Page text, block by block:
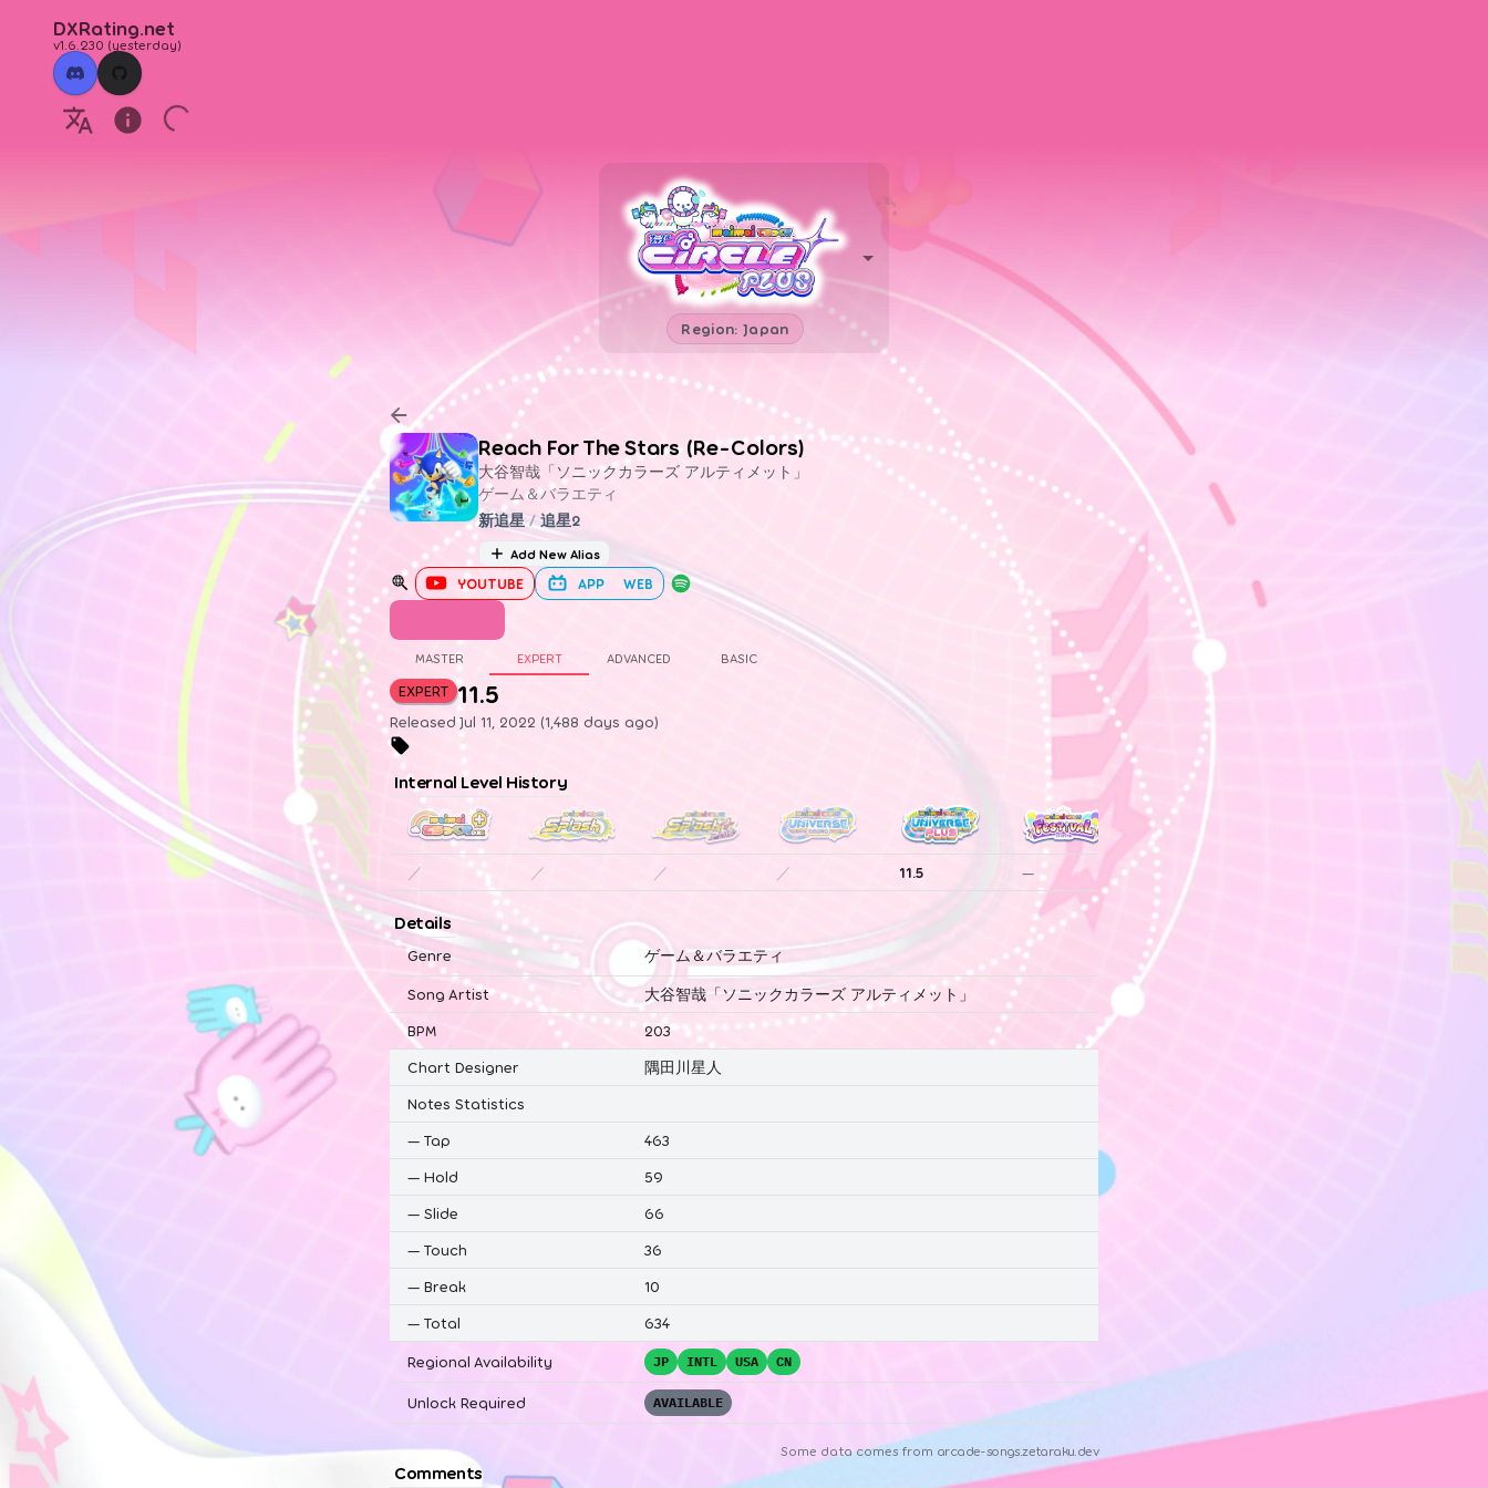
DXRating.net
v1.6.230 (yesterday)
Region: Japan
Reach For The Stars (Re-Colors)
大谷智哉「ソニックカラーズ アルティメット」
ゲーム＆バラエティ
新追星 / 追星2
Add New Alias
YOUTUBE APP WEB
MASTER EXPERT ADVANCED BASIC
EXPERT 11.5
Released Jul 11, 2022 (1,488 days ago)
Internal Level History
／ ／ ／ ／ 11.5 — —
Details
Genre ゲーム＆バラエティ
Song Artist
大谷智哉「ソニックカラーズ アルティメット」
BPM
203
Chart Designer
隅田川星人
Notes Statistics
— Tap
463
— Hold
59
— Slide
66
— Touch
36
— Break
10
— Total 634
Regional Availability JP INTL USA CN
Unlock Required AVAILABLE
Some data comes from arcade-songs.zetaraku.dev
Comments